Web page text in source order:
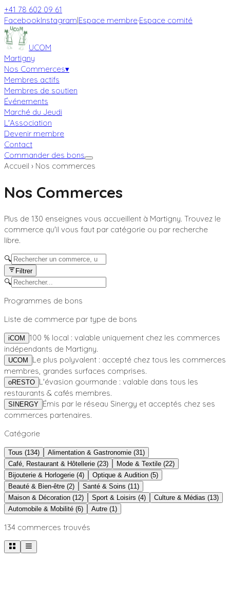
+41 78 602 09 61
FacebookInstagram|Espace membre·Espace comité
UCOM
Martigny
Nos Commerces▾
Membres actifs
Membres de soutien
Événements
Marché du Jeudi
L'Association
Devenir membre
Contact
Commander des bons
Accueil › Nos commerces
Nos Commerces
Plus de 130 enseignes vous accueillent à Martigny. Trouvez le
commerce qu'il vous faut par catégorie ou par recherche
libre.
🔍
Filtrer
🔍
Programmes de bons
Liste de commerce par type de bons
iCOM
100 % local : valable uniquement chez les commerces
indépendants de Martigny.
UCOM
Le plus polyvalent : accepté chez tous les commerces
membres, grandes surfaces comprises.
oRESTO L'évasion gourmande : valable dans tous les
restaurants & cafés membres.
SINERGY Émis par le réseau Sinergy et acceptés chez ses
commerces partenaires.
Catégorie
Tous (134) Alimentation & Gastronomie (31)
Café, Restaurant & Hôtellerie (23) Mode & Textile (22)
Bijouterie & Horlogerie (4) Optique & Audition (5)
Beauté & Bien-être (2) Santé & Soins (11)
Maison & Décoration (12) Sport & Loisirs (4) Culture & Médias (13)
Automobile & Mobilité (6) Autre (1)
134 commerces trouvés